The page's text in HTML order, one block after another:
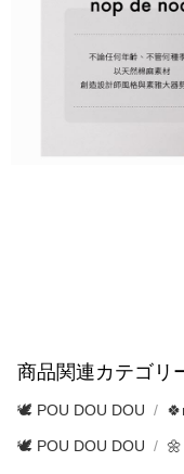
商品関連カテゴリ
🕊️ POU DOU DOU
🕊️ POU DOU DOU